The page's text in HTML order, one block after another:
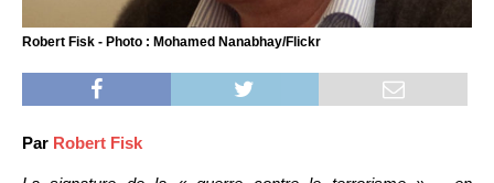
Robert Fisk - Photo : Mohamed Nanabhay/Flickr
Par Robert Fisk